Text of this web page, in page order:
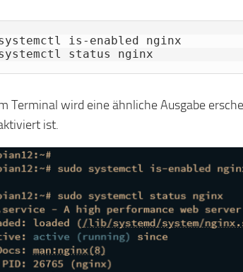
is-enabled nginx
status nginx
Terminal wird eine ähnliche Ausgabe
ist.